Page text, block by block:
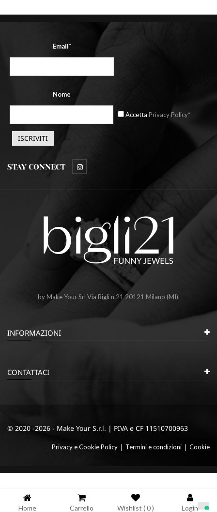
Email*
Nome
Accetta Privacy Policy*
STAY CONNECT
by Make Your Srl Via Bigli n.21 20121 Milano (MI).
INFORMAZIONI
CONTATTACI
© 2020 -2026 - Make Your S.r.l. | PIVA e CF 11510700963
Privacy e Cookie Policy | Termini e condizioni | Cookie
Home Carrello Wishlist (0) Login
Informativa sulla raccolta